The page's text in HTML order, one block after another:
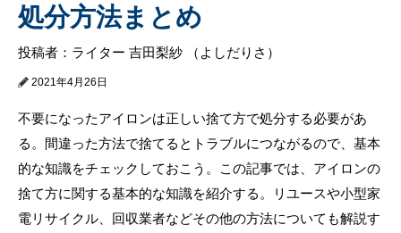
処分方法まとめ
投稿者：ライター 吉田梨紗 （よしだりさ）
2021年4月26日
不要になったアイロンは正しい捨て方で処分する必要があ
る。間違った方法で捨てるとトラブルにつながるので、基本
的な知識をチェックしておこう。この記事では、アイロンの
捨て方に関する基本的な知識を紹介する。リユースや小型家
電リサイクル、回収業者などその他の方法についても解説す